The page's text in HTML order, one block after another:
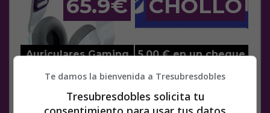
Te damos la bienvenida a Tresubresdobles
Tresubresdobles solicita tu